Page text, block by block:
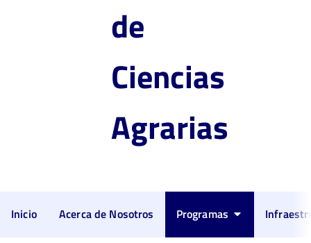
de
Ciencias
Agrarias
Inicio Acerca de Nosotros Programas